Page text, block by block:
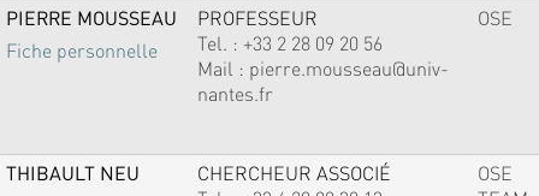
PIERRE MOUSSEAU
Fiche personnelle
PROFESSEUR
Tel. : +33 2 28 09 20 56
Mail : pierre.mousseau@univ-
nantes.fr
OSE
THIBAULT NEU
CHERCHEUR ASSOCIÉ
OSE